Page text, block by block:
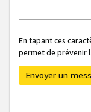
En tapant ces
permet de prévenir
Envoyer un